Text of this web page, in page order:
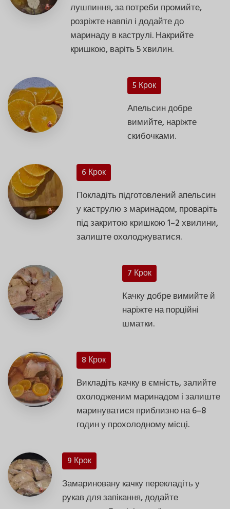
лушпиння, за потреби промийте,
розріжте навпіл і додайте до
маринаду в каструлі. Накрийте
кришкою, варіть 5 хвилин.
5 Крок
Апельсин добре
вимийте, наріжте
скибочками.
6 Крок
Покладіть підготовлений апельсин
у каструлю з маринадом, проваріть
під закритою кришкою 1–2 хвилини,
залиште охолоджуватися.
7 Крок
Качку добре вимийте й
наріжте на порційні
шматки.
8 Крок
Викладіть качку в ємність, залийте
охолодженим маринадом і залиште
маринуватися приблизно на 6–8
годин у прохолодному місці.
9 Крок
Замариновану качку перекладіть у
рукав для запікання, додайте